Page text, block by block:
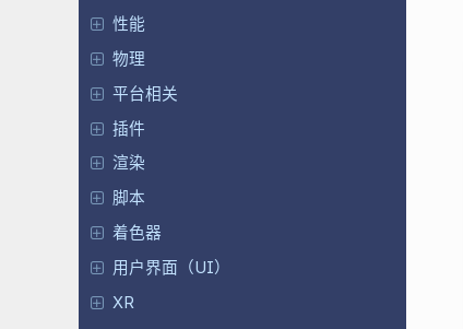
性能
物理
平台相关
插件
渲染
脚本
着色器
用户界面（UI）
XR